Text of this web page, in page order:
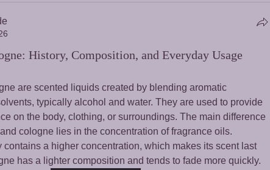
History, Composition, and Everyday Usage
are scented liquids created by blending aromatic
typically alcohol and water. They are used to provide
on the body, clothing, or surroundings. The main difference
cologne lies in the concentration of fragrance oils.
contains a higher concentration, which makes its scent last
has a lighter composition and tends to fade more quickly.